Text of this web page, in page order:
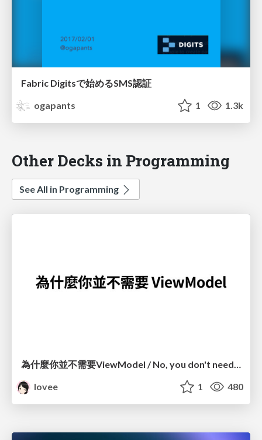
Fabric Digitsで始めるSMS認証
ogapants
1 1.3k
Other Decks in Programming
See All in Programming
lovee
1 480